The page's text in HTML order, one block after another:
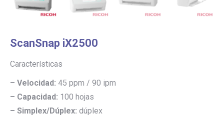
ScanSnap iX2500
Características
– Velocidad: 45 ppm / 90 ipm
– Capacidad: 100 hojas
– Simplex/Dúplex: dúplex